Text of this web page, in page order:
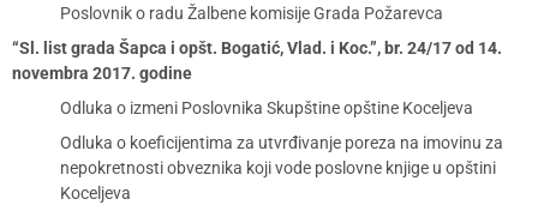
Poslovnik o radu Žalbene komisije Grada Požarevca
“Sl. list grada Šapca i opšt. Bogatić, Vlad. i Koc.”, br. 24/17 od 14.
novembra 2017. godine
Odluka o izmeni Poslovnika Skupštine opštine Koceljeva
Odluka o koeficijentima za utvrđivanje poreza na imovinu za
nepokretnosti obveznika koji vode poslovne knjige u opštini
Koceljeva